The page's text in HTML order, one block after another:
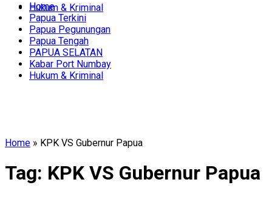
Hukum & Kriminal
Home
Papua Terkini
Papua Pegunungan
Papua Tengah
PAPUA SELATAN
Kabar Port Numbay
Hukum & Kriminal
Home » KPK VS Gubernur Papua
Tag: KPK VS Gubernur Papua